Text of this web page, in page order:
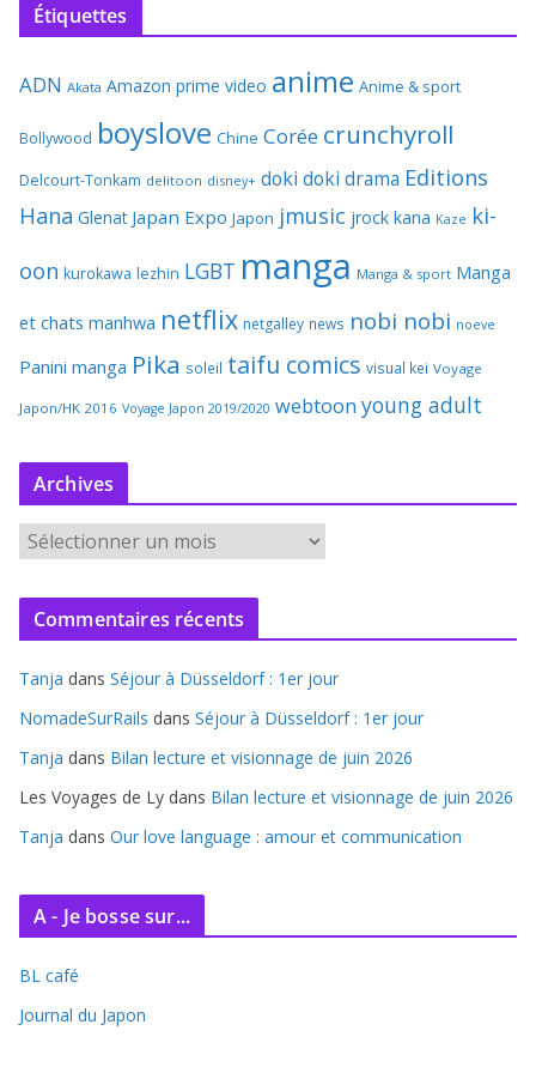
Étiquettes
ADN Akata Amazon prime video anime Anime & sport
Bollywood boyslove Chine Corée crunchyroll
Delcourt-Tonkam delitoon disney+ doki doki drama Editions
Hana Glenat Japan Expo Japon jmusic jrock kana Kaze ki-
oon kurokawa lezhin LGBT manga Manga & sport Manga
et chats manhwa netflix netgalley news nobi nobi noeve
Panini manga Pika soleil taifu comics visual kei Voyage
Japon/HK 2016 Voyage Japon 2019/2020 webtoon young adult
Archives
r
c
v
e
Commentaires récents
Tanja dans Séjour à Düsseldorf : 1er jour
NomadeSurRails dans Séjour à Düsseldorf : 1er jour
Tanja dans Bilan lecture et visionnage de juin 2026
Les Voyages de Ly dans Bilan lecture et visionnage de juin 2026
Tanja dans Our love language : amour et communication
A - Je bosse sur...
BL café
Journal du Japon